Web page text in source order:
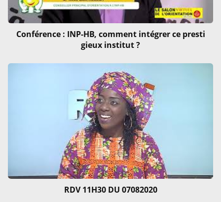
Conférence : INP-HB, comment intégrer ce presti
gieux institut ?
RDV 11H30 DU 07082020